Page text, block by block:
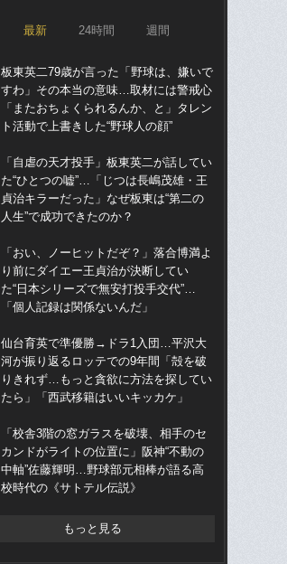
最新 24時間 週間
板東英二79歳が言った「野球は、嫌いで
すわ」その本当の意味…取材には警戒心
「またおちょくられるんか、と」タレン
ト活動で上書きした“野球人の顔”
「自虐の天才投手」板東英二が話してい
た“ひとつの嘘”…「じつは長嶋茂雄・王
貞治キラーだった」なぜ板東は“第二の
人生”で成功できたのか？
「おい、ノーヒットだぞ？」落合博満よ
り前にダイエー王貞治が決断してい
た“日本シリーズで無安打投手交代”…
「個人記録は関係ないんだ」
仙台育英で準優勝→ドラ1入団…平沢大
河が振り返るロッテでの9年間「殻を破
りきれず…もっと貪欲に方法を探してい
たら」「西武移籍はいいキッカケ」
「校舎3階の窓ガラスを破壊、相手のセ
カンドがライトの位置に」阪神“不動の
中軸”佐藤輝明…野球部元相棒が語る高
校時代の《サトテル伝説》
もっと見る